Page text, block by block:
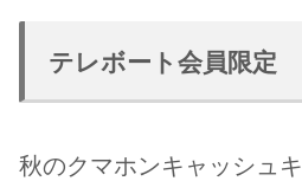
テレボート会員限定
秋のクマホンキャッシュ